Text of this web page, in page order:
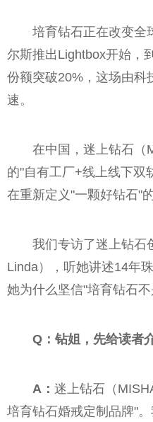
培育钻石正在改变全
尔斯推出Lightbox开始，
份额突破20%，这场由科
速。
在中国，迷上钻石（
的"自有工厂+线上线下双
在重新定义"一颗好钻石"
我们专访了迷上钻石
Linda），听她讲述14年
她为什么坚信"培育钻石
Q：钻姐，先给读者
A： 迷上钻石（
培育钻石婚戒定制品牌"